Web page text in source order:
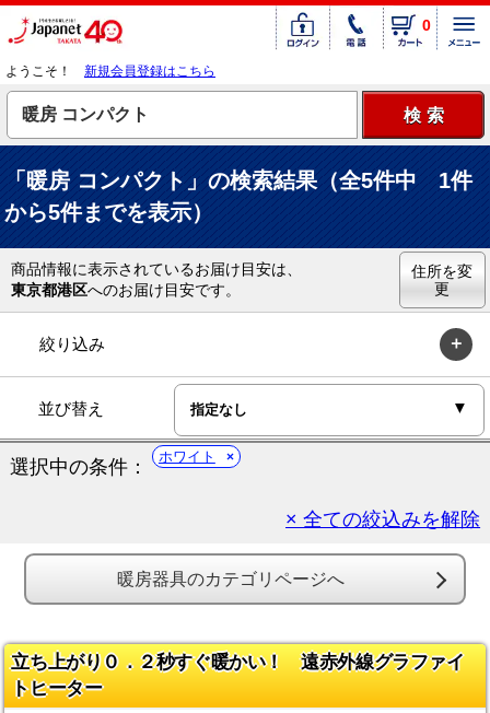
0
ようこそ！ 新規会員登録はこちら
「暖房 コンパクト」の検索結果（全5件中 1件
から5件までを表示）
商品情報に表示されているお届け目安は、
東京都港区へのお届け目安です。
住所を変
更
絞り込み
並び替え
選択中の条件： ホワイト
× 全ての絞込みを解除
暖房器具のカテゴリページへ
立ち上がり０．２秒すぐ暖かい！ 遠赤外線グラファイ
トヒーター